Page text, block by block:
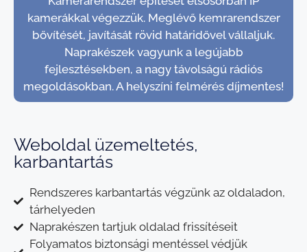
kamerákkal végezzük. Meglévő kemrarendszer
bővítését, javítását rövid határidővel vállaljuk.
Naprakészek vagyunk a legújabb
fejlesztésekben, a nagy távolságú rádiós
megoldásokban. A helyszíni felmérés díjmentes!
Weboldal üzemeltetés,
karbantartás
Rendszeres karbantartás végzünk az oldaladon,
tárhelyeden
Naprakészen tartjuk oldalad frissítéseit
Folyamatos biztonsági mentéssel védjük